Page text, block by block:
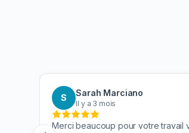
S Sarah Marciano
Il y a 3 mois
Merci beaucoup pour votre travail